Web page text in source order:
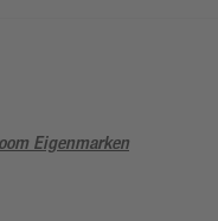
Eigenmarken